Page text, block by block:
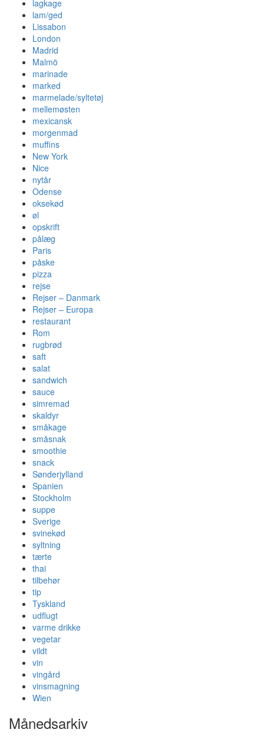
lagkage
lam/ged
Lissabon
London
Madrid
Malmö
marinade
marked
marmelade/syltetøj
mellemøsten
mexicansk
morgenmad
muffins
New York
Nice
nytår
Odense
oksekød
øl
opskrift
pålæg
Paris
påske
pizza
rejse
Rejser – Danmark
Rejser – Europa
restaurant
Rom
rugbrød
saft
salat
sandwich
sauce
simremad
skaldyr
småkage
småsnak
smoothie
snack
Sønderjylland
Spanien
Stockholm
suppe
Sverige
svinekød
syltning
tærte
thai
tilbehør
tip
Tyskland
udflugt
varme drikke
vegetar
vildt
vin
vingård
vinsmagning
Wien
Månedsarkiv